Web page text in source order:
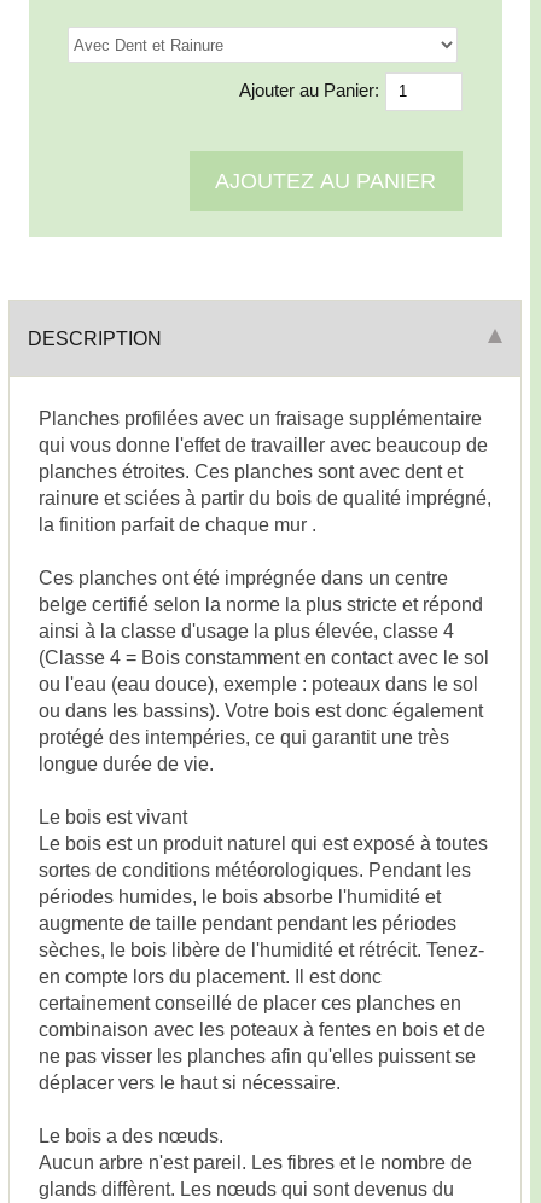
Ajouter au Panier:
DESCRIPTION
Planches profilées avec un fraisage supplémentaire
qui vous donne l'effet de travailler avec beaucoup de
planches étroites. Ces planches sont avec dent et
rainure et sciées à partir du bois de qualité imprégné,
la finition parfait de chaque mur .
Ces planches ont été imprégnée dans un centre
belge certifié selon la norme la plus stricte et répond
ainsi à la classe d'usage la plus élevée, classe 4
(Classe 4 = Bois constamment en contact avec le sol
ou l'eau (eau douce), exemple : poteaux dans le sol
ou dans les bassins). Votre bois est donc également
protégé des intempéries, ce qui garantit une très
longue durée de vie.
Le bois est vivant
Le bois est un produit naturel qui est exposé à toutes
sortes de conditions météorologiques. Pendant les
périodes humides, le bois absorbe l'humidité et
augmente de taille pendant pendant les périodes
sèches, le bois libère de l'humidité et rétrécit. Tenez-
en compte lors du placement. Il est donc
certainement conseillé de placer ces planches en
combinaison avec les poteaux à fentes en bois et de
ne pas visser les planches afin qu'elles puissent se
déplacer vers le haut si nécessaire.
Le bois a des nœuds.
Aucun arbre n'est pareil. Les fibres et le nombre de
glands diffèrent. Les nœuds qui sont devenus du